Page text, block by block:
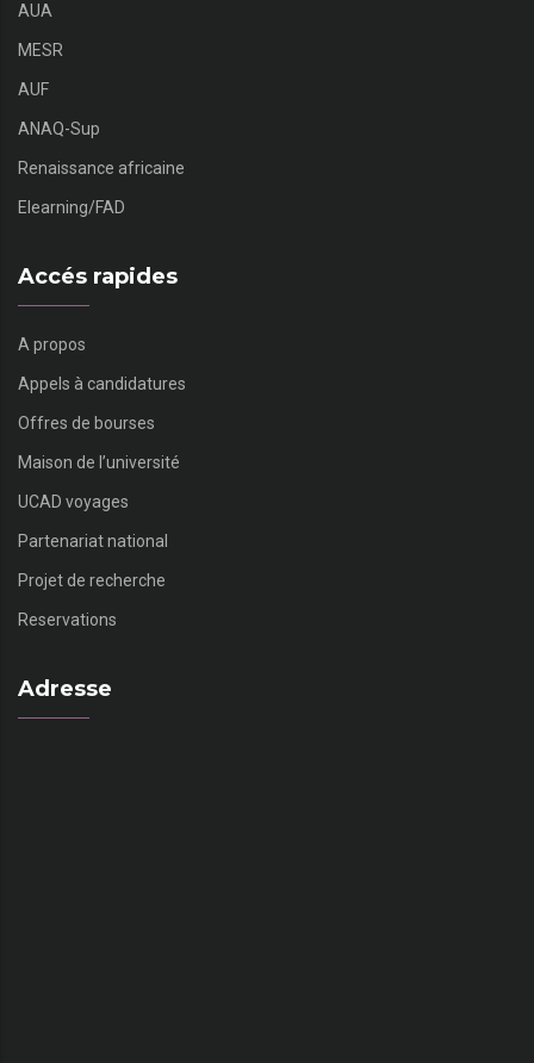
AUA
MESR
AUF
ANAQ-Sup
Renaissance africaine
Elearning/FAD
Accés rapides
A propos
Appels à candidatures
Offres de bourses
Maison de l’université
UCAD voyages
Partenariat national
Projet de recherche
Reservations
Adresse